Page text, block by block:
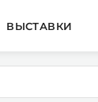
ВЫСТАВКИ